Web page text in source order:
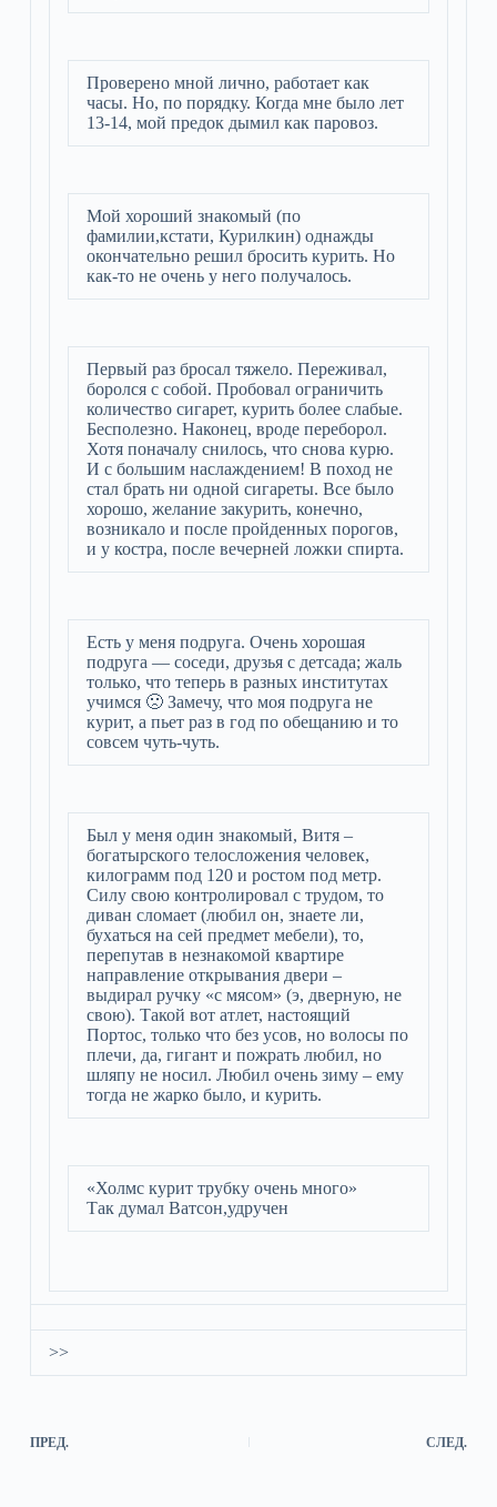
Проверено мной лично, работает как
часы. Но, по порядку. Когда мне было лет
13-14, мой предок дымил как паровоз.
Мой хороший знакомый (по
фамилии,кстати, Курилкин) однажды
окончательно решил бросить курить. Но
как-то не очень у него получалось.
Первый раз бросал тяжело. Переживал,
боролся с собой. Пробовал ограничить
количество сигарет, курить более слабые.
Бесполезно. Наконец, вроде переборол.
Хотя поначалу снилось, что снова курю.
И с большим наслаждением! В поход не
стал брать ни одной сигареты. Все было
хорошо, желание закурить, конечно,
возникало и после пройденных порогов,
и у костра, после вечерней ложки спирта.
Есть у меня подруга. Очень хорошая
подруга — соседи, друзья с детсада; жаль
только, что теперь в разных институтах
учимся 🙁 Замечу, что моя подруга не
курит, а пьет раз в год по обещанию и то
совсем чуть-чуть.
Был у меня один знакомый, Витя –
богатырского телосложения человек,
килограмм под 120 и ростом под метр.
Силу свою контролировал с трудом, то
диван сломает (любил он, знаете ли,
бухаться на сей предмет мебели), то,
перепутав в незнакомой квартире
направление открывания двери –
выдирал ручку «с мясом» (э, дверную, не
свою). Такой вот атлет, настоящий
Портос, только что без усов, но волосы по
плечи, да, гигант и пожрать любил, но
шляпу не носил. Любил очень зиму – ему
тогда не жарко было, и курить.
«Холмс курит трубку очень много»
Так думал Ватсон,удручен
>>
ПРЕД. СЛЕД.